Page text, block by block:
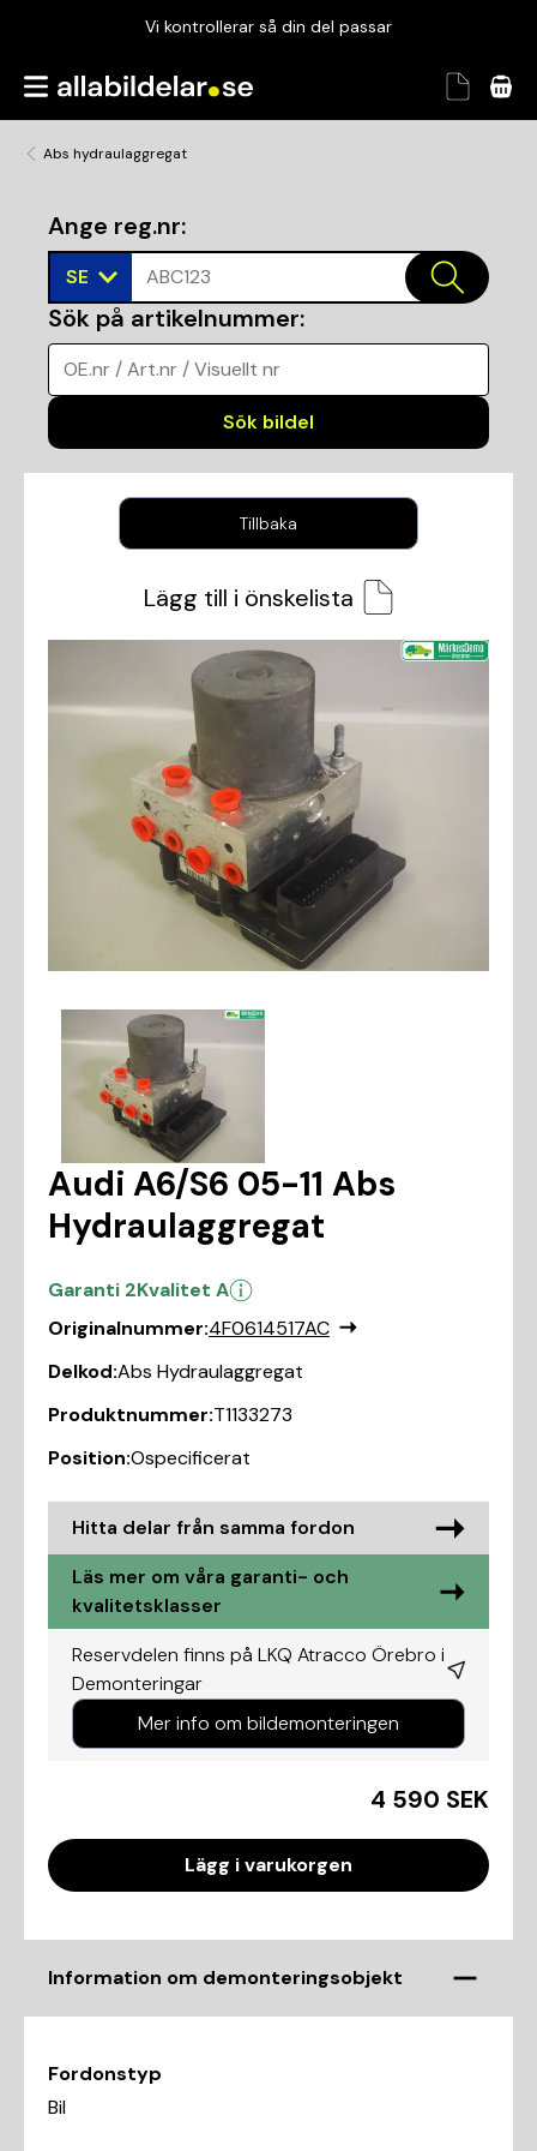
Vi kontrollerar så din del passar
Garanterad passform
Abs hydraulaggregat
Ange reg.nr:
SE ABC123
Sök på artikelnummer:
OE.nr / Art.nr / Visuellt nr
Sök bildel
Tillbaka
Lägg till i önskelista
Audi A6/S6 05-11 Abs
Hydraulaggregat
Garanti 2Kvalitet A
Originalnummer:4F0614517AC
Delkod:Abs Hydraulaggregat
Produktnummer:T1133273
Position:Ospecificerat
Hitta delar från samma fordon
Läs mer om våra garanti- och
kvalitetsklasser
Reservdelen finns på LKQ Atracco Örebro i
Demonteringar
Mer info om bildemonteringen
4 590 SEK
Lägg i varukorgen
Information om demonteringsobjekt
Fordonstyp
Bil